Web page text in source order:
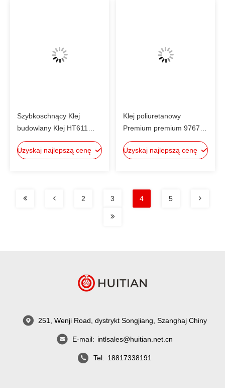
Szybkoschnący Klej
budowlany Klej HT611
strukturalny klej
epoksydowo-
Uzyskaj najlepszą cenę
Klej poliuretanowy
Premium premium 9767
suchy kamień - powiesić
szczeliwo strukturalne
Uzyskaj najlepszą cenę
2 3 4 5
251, Wenji Road, dystrykt Songjiang, Szanghaj Chiny
E-mail: intlsales@huitian.net.cn
Tel: 18817338191